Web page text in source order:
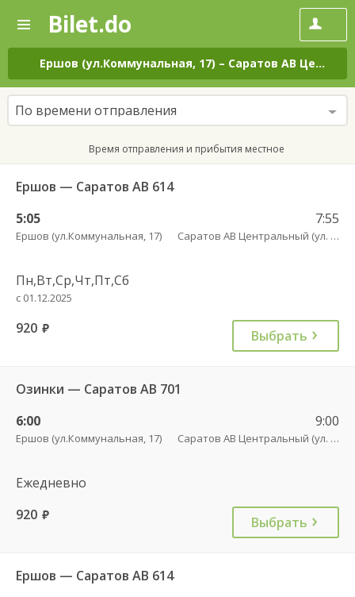
—
Поиск
и
покупка
билетов
на
автобус
онлайн
Bilet.do
Ершов (ул.Коммунальная, 17) – Саратов АВ Центральный (ул. им. Пугачева, 179 А)
По времени отправления
Время отправления и прибытия местное
Ершов — Саратов АВ 614
5:05
Ершов (ул.Коммунальная, 17)
7:55
Саратов АВ Центральный (ул. им. Пугачева, 179 А)
Пн,Вт,Ср,Чт,Пт,Сб
с 01.12.2025
920 руб. Выбрать
Озинки — Саратов АВ 701
6:00
Ершов (ул.Коммунальная, 17)
9:00
Саратов АВ Центральный (ул. им. Пугачева, 179 А)
Ежедневно
920 руб. Выбрать
Ершов — Саратов АВ 614